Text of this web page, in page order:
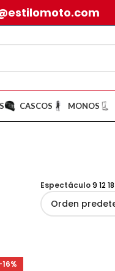
CASCOS MONOS
Espectáculo912